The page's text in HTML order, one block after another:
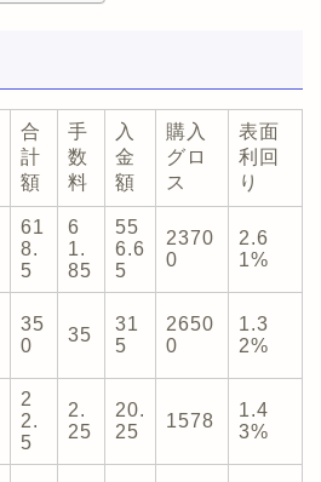
合
計
額
手
数
料
入
金
額
購入
グロ
ス
表面
利回
り
61
8.
5
6
1.
85
55
6.6
5
2370
0
2.6
1%
35
0
35
31
5
2650
0
1.3
2%
2
2.
5
2.
25
20.
25
1578
1.4
3%